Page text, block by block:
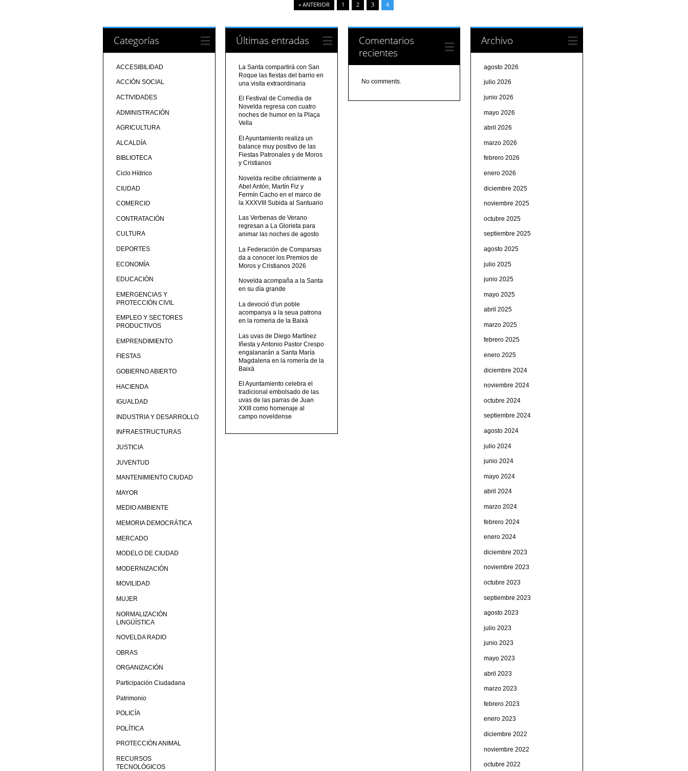
« ANTERIOR 1 2 3 4
Categorías
ACCESIBILIDAD
ACCIÓN SOCIAL
ACTIVIDADES
ADMINISTRACIÓN
AGRICULTURA
ALCALDÍA
BIBLIOTECA
Ciclo Hídrico
CIUDAD
COMERCIO
CONTRATACIÓN
CULTURA
DEPORTES
ECONOMÍA
EDUCACIÓN
EMERGENCIAS Y
PROTECCIÓN CIVIL
EMPLEO Y SECTORES
PRODUCTIVOS
EMPRENDIMIENTO
FIESTAS
GOBIERNO ABIERTO
HACIENDA
IGUALDAD
INDUSTRIA Y DESARROLLO
INFRAESTRUCTURAS
JUSTICIA
JUVENTUD
MANTENIMIENTO CIUDAD
MAYOR
MEDIO AMBIENTE
MEMORIA DEMOCRÁTICA
MERCADO
MODELO DE CIUDAD
MODERNIZACIÓN
MOVILIDAD
MUJER
NORMALIZACIÓN
LINGÜÍSTICA
NOVELDA RADIO
OBRAS
ORGANIZACIÓN
Participación Ciudadana
Patrimonio
POLICÍA
POLÍTICA
PROTECCIÓN ANIMAL
RECURSOS
TECNOLÓGICOS
Últimas entradas
La Santa compartirá con San
Roque las fiestas del barrio en
una visita extraordinaria
El Festival de Comedia de
Novelda regresa con cuatro
noches de humor en la Plaça
Vella
El Ayuntamiento realiza un
balance muy positivo de las
Fiestas Patronales y de Moros
y Cristianos
Novelda recibe oficialmente a
Abel Antón, Martín Fiz y
Fermín Cacho en el marco de
la XXXVIII Subida al Santuario
Las Verbenas de Verano
regresan a La Glorieta para
animar las noches de agosto
La Federación de Comparsas
da a conocer los Premios de
Moros y Cristianos 2026
Novelda acompaña a la Santa
en su día grande
La devoció d'un poble
acompanya a la seua patrona
en la romeria de la Baixà
Las uvas de Diego Martínez
Iñesta y Antonio Pastor Crespo
engalanarán a Santa María
Magdalena en la romería de la
Baixà
El Ayuntamiento celebra el
tradicional embolsado de las
uvas de las parras de Juan
XXIII como homenaje al
campo noveldense
Comentarios
recientes
No comments.
Archivo
agosto 2026
julio 2026
junio 2026
mayo 2026
abril 2026
marzo 2026
febrero 2026
enero 2026
diciembre 2025
noviembre 2025
octubre 2025
septiembre 2025
agosto 2025
julio 2025
junio 2025
mayo 2025
abril 2025
marzo 2025
febrero 2025
enero 2025
diciembre 2024
noviembre 2024
octubre 2024
septiembre 2024
agosto 2024
julio 2024
junio 2024
mayo 2024
abril 2024
marzo 2024
febrero 2024
enero 2024
diciembre 2023
noviembre 2023
octubre 2023
septiembre 2023
agosto 2023
julio 2023
junio 2023
mayo 2023
abril 2023
marzo 2023
febrero 2023
enero 2023
diciembre 2022
noviembre 2022
octubre 2022